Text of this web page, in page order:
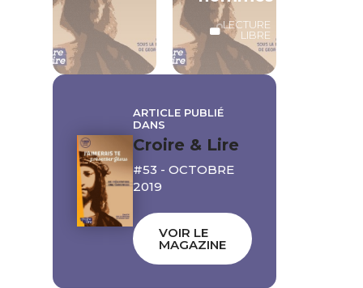
LECTURE
LIBRE
ARTICLE PUBLIÉ
DANS
Croire & Lire
#53 - OCTOBRE
2019
VOIR LE
MAGAZINE